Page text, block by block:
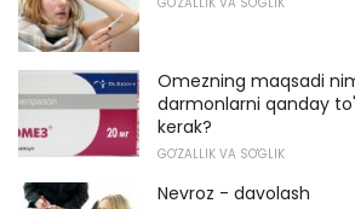
Omezning maqsadi
darmonlarni qanday
kerak?
GO'ZALLIK VA SO'GLIK
Nevroz - davolash